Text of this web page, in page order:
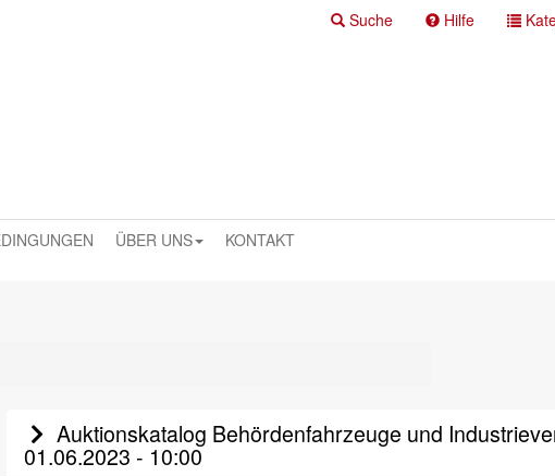
Suche Hilfe
ÜBER UNS KONTAKT
Auktionskatalog Behördenfahrzeuge und
01.06.2023 - 10:00